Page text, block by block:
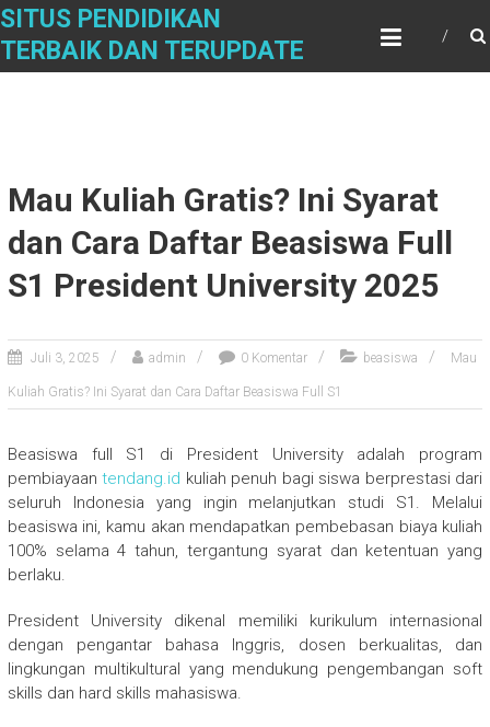
Skip
content
SITUS PENDIDIKAN
TERBAIK DAN TERUPDATE
Mau Kuliah Gratis? Ini Syarat
dan Cara Daftar Beasiswa Full
S1 President University 2025
Juli 3, 2025 admin 0 Komentar beasiswa Mau
Kuliah Gratis? Ini Syarat dan Cara Daftar Beasiswa Full S1
Beasiswa full S1 di President University adalah program
pembiayaantendang.id kuliah penuh bagi siswa berprestasi dari
seluruh Indonesia yang ingin melanjutkan studi S1. Melalui
beasiswa ini, kamu akan mendapatkan pembebasan biaya kuliah
100% selama 4 tahun, tergantung syarat dan ketentuan yang
berlaku.
President University dikenal memiliki kurikulum internasional
dengan pengantar bahasa Inggris, dosen berkualitas, dan
lingkungan multikultural yang mendukung pengembangan soft
skills dan hard skills mahasiswa.